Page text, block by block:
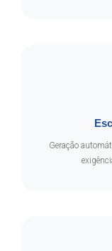
Geração